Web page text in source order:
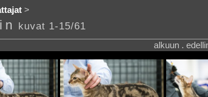
>
kuvat 1-15/61
alkuun .